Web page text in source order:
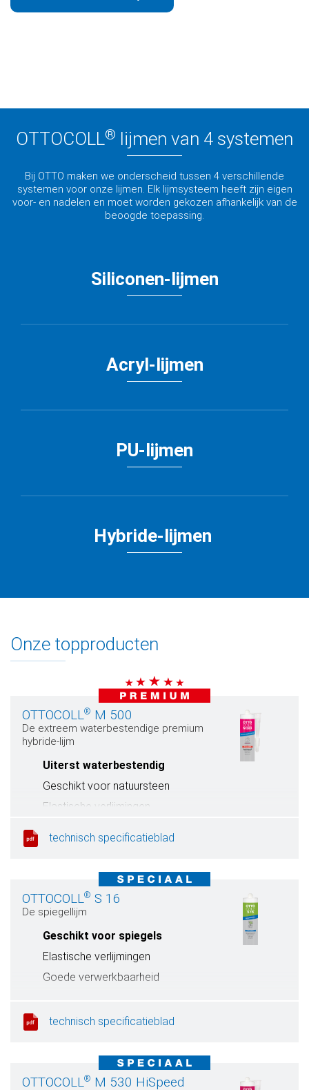
OTTOCOLL® lijmen van 4 systemen
Bij OTTO maken we onderscheid tussen 4 verschillende
systemen voor onze lijmen. Elk lijmsysteem heeft zijn eigen
voor- en nadelen en moet worden gekozen afhankelijk van de
beoogde toepassing.
Siliconen-lijmen
Acryl-lijmen
PU-lijmen
Hybride-lijmen
Onze topproducten
OTTOCOLL® M 500
De extreem waterbestendige premium
hybride-lijm
Uiterst waterbestendig
Geschikt voor natuursteen
Elastische verlijmingen
technisch specificatieblad
OTTOCOLL® S 16
De spiegellijm
Geschikt voor spiegels
Elastische verlijmingen
Goede verwerkbaarheid
technisch specificatieblad
OTTOCOLL® M 530 HiSpeed